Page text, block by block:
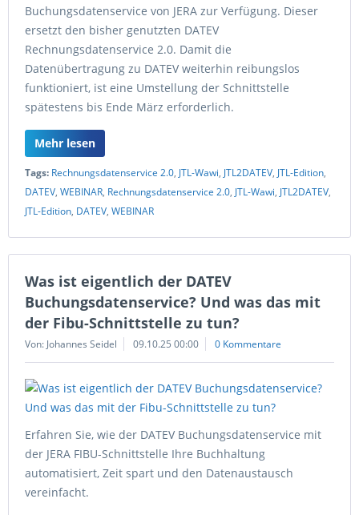
Buchungsdatenservice von JERA zur Verfügung. Dieser
ersetzt den bisher genutzten DATEV
Rechnungsdatenservice 2.0. Damit die
Datenübertragung zu DATEV weiterhin reibungslos
funktioniert, ist eine Umstellung der Schnittstelle
spätestens bis Ende März erforderlich.
Mehr lesen
Tags: Rechnungsdatenservice 2.0, JTL-Wawi, JTL2DATEV, JTL-Edition,
DATEV, WEBINAR, Rechnungsdatenservice 2.0, JTL-Wawi, JTL2DATEV,
JTL-Edition, DATEV, WEBINAR
Was ist eigentlich der DATEV
Buchungsdatenservice? Und was das mit
der Fibu-Schnittstelle zu tun?
Von: Johannes Seidel 09.10.25 00:00 0 Kommentare
Erfahren Sie, wie der DATEV Buchungsdatenservice mit
der JERA FIBU-Schnittstelle Ihre Buchhaltung
automatisiert, Zeit spart und den Datenaustausch
vereinfacht.